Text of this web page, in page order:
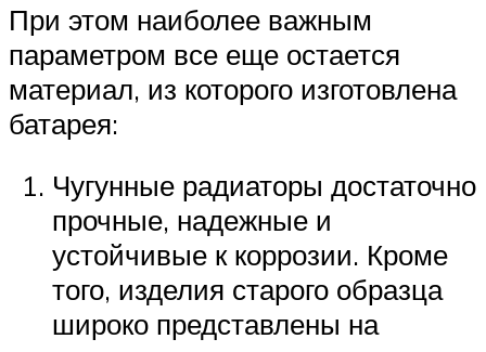
При этом наиболее важным
параметром все еще остается
материал, из которого изготовлена
батарея:
Чугунные радиаторы достаточно
прочные, надежные и
устойчивые к коррозии. Кроме
того, изделия старого образца
широко представлены на